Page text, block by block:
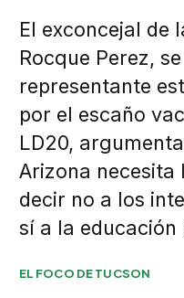
El exconcejal de
Rocque Perez,
representante
por el escaño
LD20,
Arizona necesita
decir no a los
sí a la educación
EL FOCO DE TUCSON